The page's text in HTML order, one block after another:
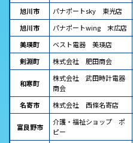
旭川市 パナポートsky 東光店
旭川市 パナポートwing 末広店
美瑛町 ベスト電器 美瑛店
剣淵町 株式会社 肥田商会
和寒町
株式会社 武田時計電器
商会
名寄市 株式会社 西條名寄店
富良野市
介護・福祉ショップ ポ
ピー